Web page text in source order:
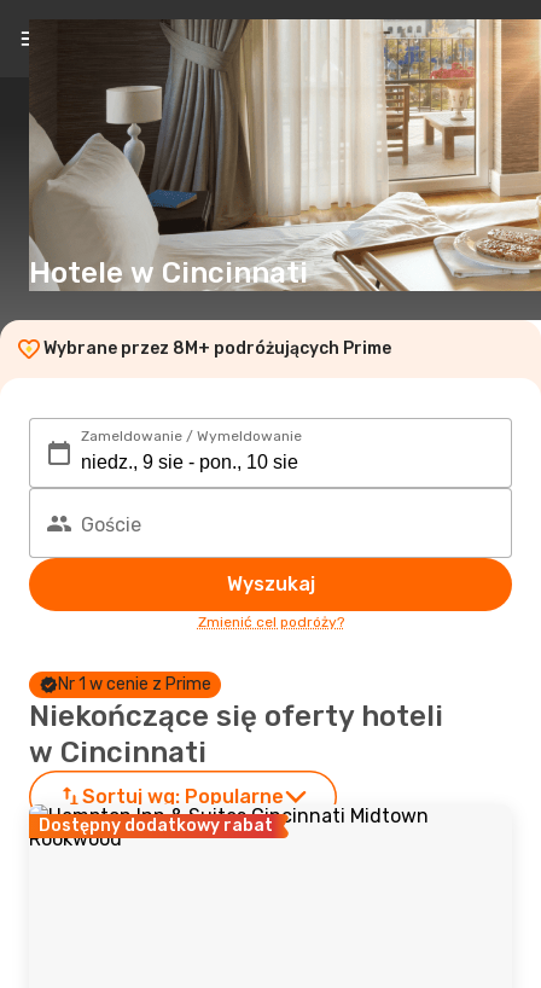
PL(zł)
Hotele w Cincinnati
Wybrane przez 8M+ podróżujących Prime
Zameldowanie / Wymeldowanie
Goście
Wyszukaj
Zmienić cel podróży?
Nr 1 w cenie z Prime
Niekończące się oferty hoteli
w Cincinnati
Sortuj wg: Popularne
Dostępny dodatkowy rabat